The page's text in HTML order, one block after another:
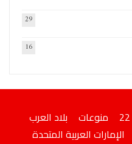
29
16
منوعات
بلاد العرب
الإمارات العربية المتحدة